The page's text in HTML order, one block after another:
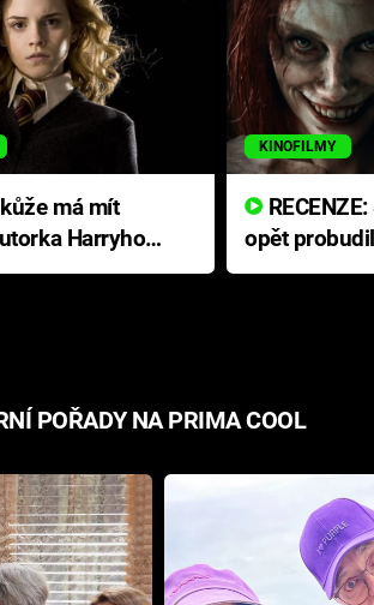
má mít
Harryho
s ráznou
KINOFILMY
opět
přichází s
POŘADY NA PRIMA COOL